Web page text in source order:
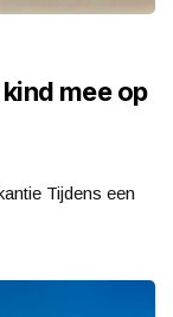
mee op
Tijdens een